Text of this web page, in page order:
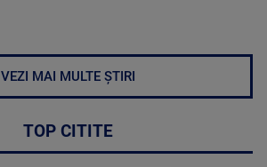
VEZI MAI MULTE ȘTIRI
TOP CITITE